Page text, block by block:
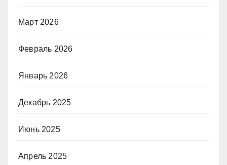
Март 2026
Февраль 2026
Январь 2026
Декабрь 2025
Июнь 2025
Апрель 2025